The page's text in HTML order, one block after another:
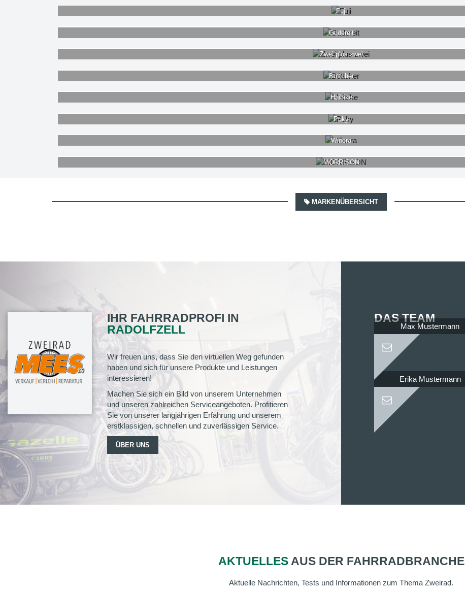
Fuji
Gudereit
Zwei plus zwei
Böttcher
Haibike
Puky
Winora
MORRISON
MARKENÜBERSICHT
IHR FAHRRADPROFI IN
RADOLFZELL
Wir freuen uns, dass Sie den virtuellen Weg gefunden
haben und sich für unsere Produkte und Leistungen
interessieren!
Machen Sie sich ein Bild von unserem Unternehmen
und unseren zahlreichen Serviceangeboten. Profitieren
Sie von unserer langjährigen Erfahrung und unserem
erstklassigen, schnellen und zuverlässigen Service.
ÜBER UNS
DAS TEAM
Max Mustermann
Erika Mustermann
AKTUELLESAUS DER FAHRRADBRANCHE
Aktuelle Nachrichten, Tests und Informationen zum Thema Zweirad.